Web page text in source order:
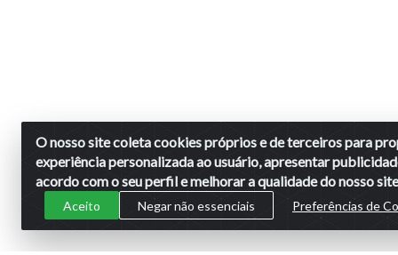
O nosso site coleta cookies próprios e de terceiros para
experiência personalizada ao usuário, apresentar
acordo com o seu perfil e melhorar a qualidade do nosso
Aceito Negar não essenciais Preferências de